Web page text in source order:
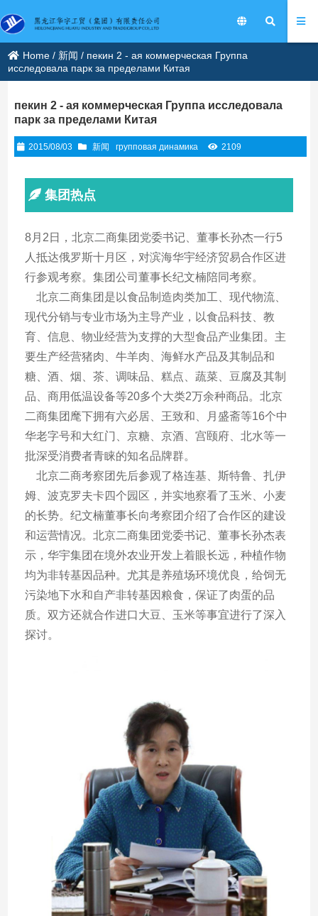
Home / 新闻 / пекин 2 - ая коммерческая Группа
исследовала парк за пределами Китая
пекин 2 - ая коммерческая Группа исследовала
парк за пределами Китая
2015/08/03 新闻 групповая динамика 2109
集团热点
8月2日，北京二商集团党委书记、董事长孙杰一行5
人抵达俄罗斯十月区，对滨海华宇经济贸易合作区进
行参观考察。集团公司董事长纪文楠陪同考察。
北京二商集团是以食品制造肉类加工、现代物流、
现代分销与专业市场为主导产业，以食品科技、教
育、信息、物业经营为支撑的大型食品产业集团。主
要生产经营猪肉、牛羊肉、海鲜水产品及其制品和
糖、酒、烟、茶、调味品、糕点、蔬菜、豆腐及其制
品、商用低温设备等20多个大类2万余种商品。北京
二商集团麾下拥有六必居、王致和、月盛斋等16个中
华老字号和大红门、京糖、京酒、宫颐府、北水等一
批深受消费者青睐的知名品牌群。
北京二商考察团先后参观了格连基、斯特鲁、扎伊
姆、波克罗夫卡四个园区，并实地察看了玉米、小麦
的长势。纪文楠董事长向考察团介绍了合作区的建设
和运营情况。北京二商集团党委书记、董事长孙杰表
示，华宇集团在境外农业开发上着眼长远，种植作物
均为非转基因品种。尤其是养殖场环境优良，给饲无
污染地下水和自产非转基因粮食，保证了肉蛋的品
质。双方还就合作进口大豆、玉米等事宜进行了深入
探讨。